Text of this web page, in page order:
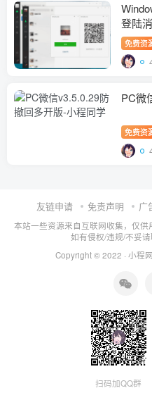
登陆
免费资
PC微
免费资
友链申请 免责声明 广
本站一些资源来自互联网收集，仅供
如有侵权/违规/不妥
Copyright © 2022 · 小程
扫码加QQ群